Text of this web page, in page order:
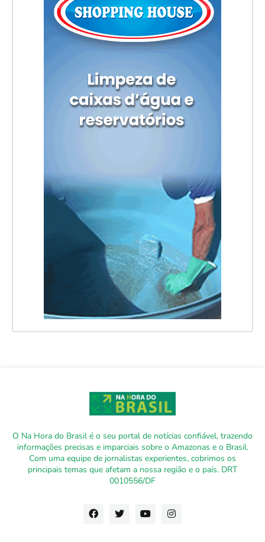
O Na Hora do Brasil é o seu portal de notícias confiável, trazendo
informações precisas e imparciais sobre o Amazonas e o Brasil.
Com uma equipe de jornalistas experientes, cobrimos os
principais temas que afetam a nossa região e o país. DRT
0010556/DF